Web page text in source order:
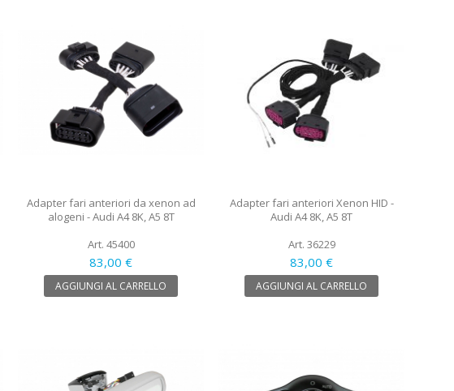
Adapter fari anteriori da xenon ad
alogeni - Audi A4 8K, A5 8T
Art. 45400
83,00 €
AGGIUNGI AL CARRELLO
Adapter fari anteriori Xenon HID -
Audi A4 8K, A5 8T
Art. 36229
83,00 €
AGGIUNGI AL CARRELLO